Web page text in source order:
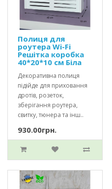
Полиця для
роутера Wi-Fi
Решітка коробка
40*20*10 см Біла
Декоративна полиця
підійде для приховання
дротів, розеток,
зберігання роутера,
свитку, тюнера та інш..
930.00грн.